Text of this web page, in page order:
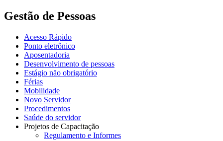
Gestão de Pessoas
Acesso Rápido
Ponto eletrônico
Aposentadoria
Desenvolvimento de pessoas
Estágio não obrigatório
Férias
Mobilidade
Novo Servidor
Procedimentos
Saúde do servidor
Projetos de Capacitação
Regulamento e Informes